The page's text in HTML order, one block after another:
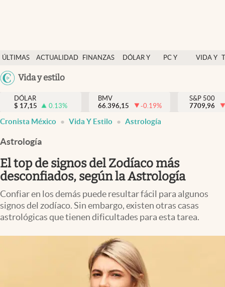
ÚLTIMAS
NOTICIAS
ACTUALIDAD
FINANZAS
DÓLAR Y
PC Y
VIDA Y
México
Vida y estilo
Actualidad
Finanzas y economía
Dólar y mercados
Pc y celular
Vida y estilo
Tv
DÓLAR
$ 17,15 0.13%
BMV
66.396,15
-0.19%
S&P 500
7709,96
Cronista México Vida Y Estilo Astrología
Astrología
El top de signos del Zodíaco más
desconfiados, según la Astrología
Confiar en los demás puede resultar fácil para algunos
signos del zodíaco. Sin embargo, existen otras casas
astrológicas que tienen dificultades para esta tarea.